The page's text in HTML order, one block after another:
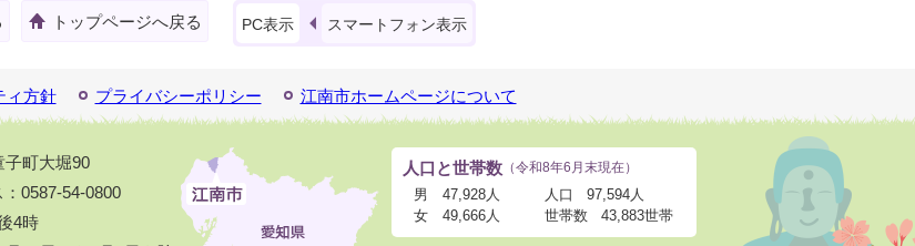
トップページへ戻る PC表示 スマートフォン表示
ィ方針 プライバシーポリシー 江南市ホームページについて
町大堀90
0587-54-0800
4時
人口と世帯数 （令和8年6月末現在）
男
47,928人
女
49,666人
人口
97,594人
世帯数
43,883世帯